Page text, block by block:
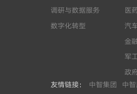
调研与数据服务
数字化转型
医
汽
金
军
政
友情链接： 中智集团 中